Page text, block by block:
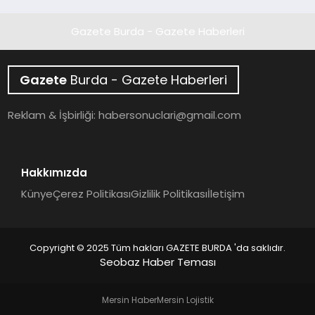
Gazete Burda - Gazete Haberleri
Gazete Burda - Gazete Haberleri
Reklam & İşbirliği:habersonuclari@gmail.com
Hakkımızda
KünyeÇerez PolitikasıGizlilik Politikasıİletişim
Copyright © 2025 Tüm hakları GAZETE BURDA 'da saklıdır.
Seobaz Haber Teması
Mersin HaberMersin Lojistik